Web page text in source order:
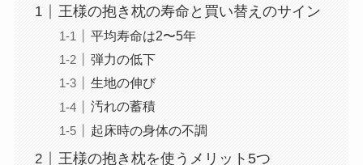
王様の抱き枕の寿命と買い替えのサイン
平均寿命は2〜5年
弾力の低下
生地の伸び
汚れの蓄積
起床時の身体の不調
王様の抱き枕を使うメリット5つ